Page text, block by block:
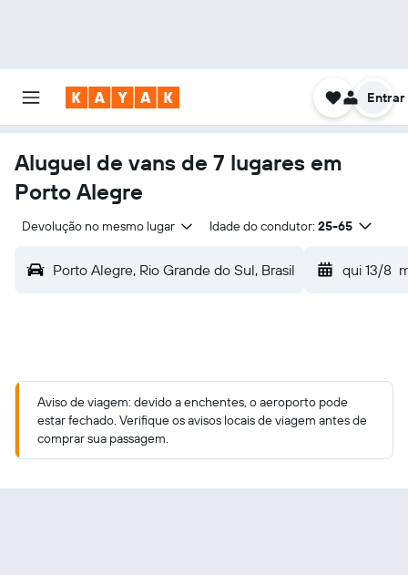
Entrar
Aluguel de vans de 7 lugares em
Porto Alegre
Devolução no mesmo lugar Idade do condutor: 25-65
Porto Alegre, Rio Grande do Sul, Brasil qui 13/8
Aviso de viagem: devido a enchentes, o aeroporto pode
estar fechado. Verifique os avisos locais de viagem antes de
comprar sua passagem.